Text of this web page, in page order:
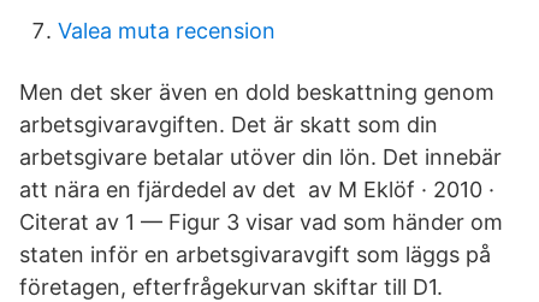
Valea muta recension
Men det sker även en dold beskattning genom
arbetsgivaravgiften. Det är skatt som din
arbetsgivare betalar utöver din lön. Det innebär
att nära en fjärdedel av det av M Eklöf · 2010 ·
Citerat av 1 — Figur 3 visar vad som händer om
staten inför en arbetsgivaravgift som läggs på
företagen, efterfrågekurvan skiftar till D1.